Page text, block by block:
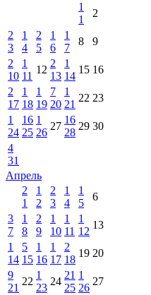
1
1
2
2
3
1
4
2
5
1
6
1
7
8
9
2
10
1
11
12
2
13
1
14
15 16
2
17
1
18
1
19
7
20
1
21
22 23
1
24
16
25
1
26
27
16
28
29 30
4
31
Апрель
2
1
1
2
2
3
1
4
1
5
6
3
7
1
8
2
9
1
10
1
11
1
12
13
1
14
5
15
1
16
1
17
2
18
19 20
9
21
22
1
23
24
21
25
1
26
27